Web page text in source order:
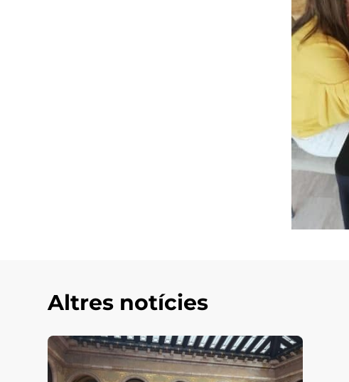
Altres notícies